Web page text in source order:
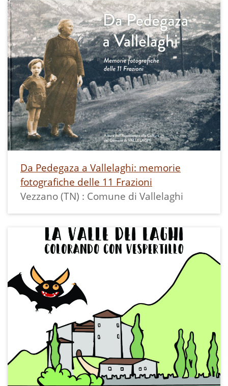
Da Pedegaza a Vallelaghi: memorie
fotografiche delle 11 Frazioni
Vezzano (TN) : Comune di Vallelaghi